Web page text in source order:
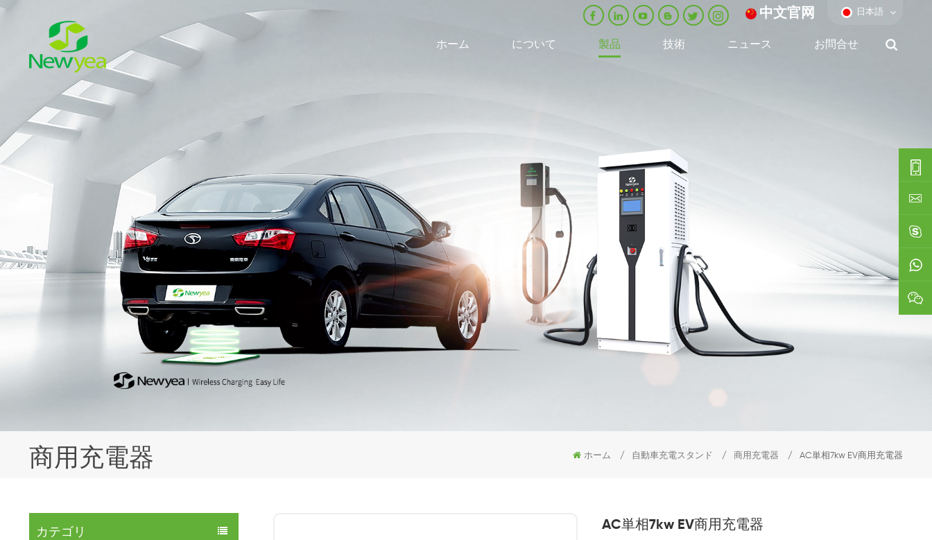
中文官网 日本語
ホーム について 製品 技術 ニュース お問合せ
商用充電器 ホーム / 自動車充電スタンド / 商用充電器 / AC単相7kw EV商用充電器
カテゴリ AC単相7kw EV商用充電器
0086-
0592-